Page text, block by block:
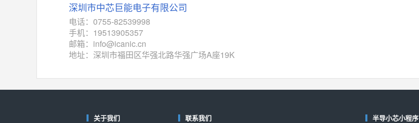
相同功能 相似度 50% 对比
ISL54233 (瑞萨-Renesas)
相同功能 相似度 49%
相同功能 相似度 49% 相同功能 相似度 35%
深圳市中芯巨能电子有限公司
电话：0755-82539998
手机：19513905357
邮箱：info@icanic.cn
地址：深圳市福田区华强北路华强广场A座19K
关于我们 联系我们 半导小芯小程序